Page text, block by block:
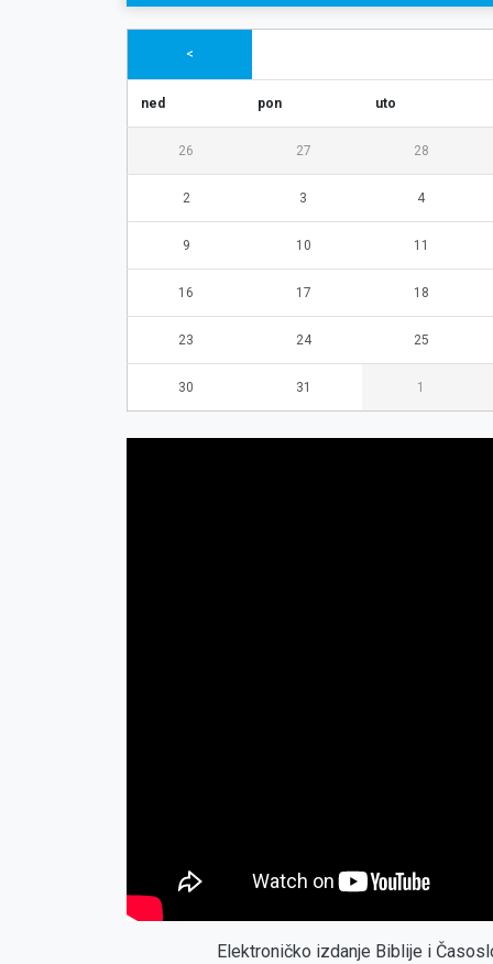
<
ned pon uto
26 27 28
2 3 4
9 10 11
16 17 18
23 24 25
30 31 1
Elektroničko izdanje Biblije i